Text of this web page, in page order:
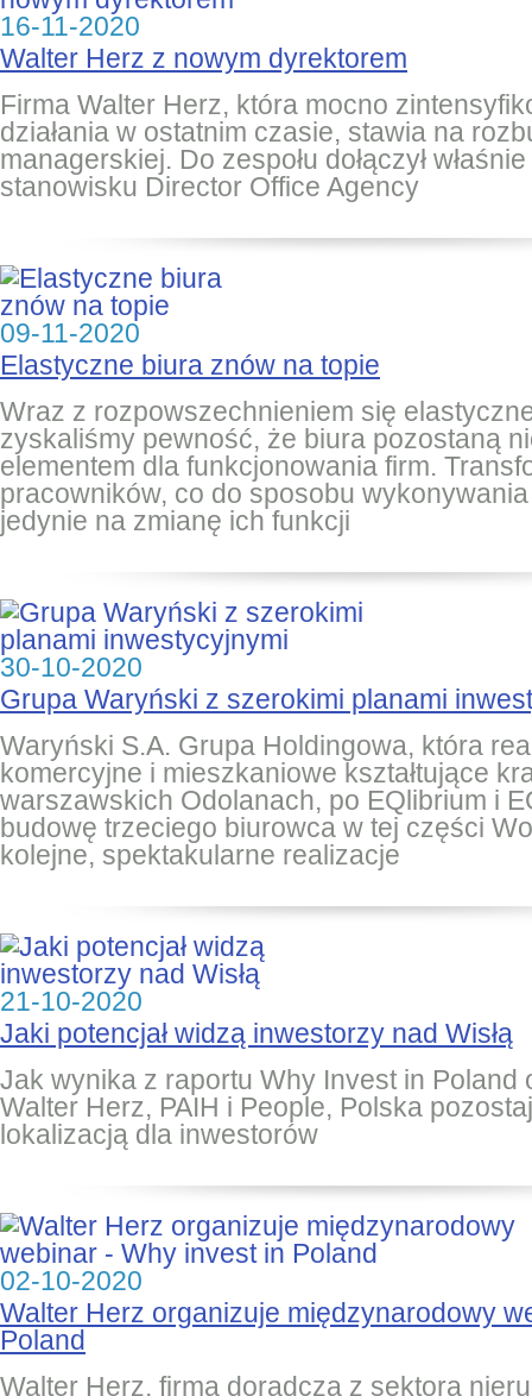
16-11-2020
Walter Herz z nowym dyrektorem
Firma Walter Herz, która mocno
działania w ostatnim czasie, stawia na
managerskiej. Do zespołu dołączył
stanowisku Director Office Agency
09-11-2020
Elastyczne biura znów na topie
Wraz z rozpowszechnieniem się
zyskaliśmy pewność, że biura pozostaną
elementem dla funkcjonowania firm.
pracowników, co do sposobu wykonywania
jedynie na zmianę ich funkcji
30-10-2020
Grupa Waryński z szerokimi planami
Waryński S.A. Grupa Holdingowa, która
komercyjne i mieszkaniowe kształtujące
warszawskich Odolanach, po EQlibrium i
budowę trzeciego biurowca w tej części
kolejne, spektakularne realizacje
21-10-2020
Jaki potencjał widzą inwestorzy nad Wisłą
Jak wynika z raportu Why Invest in Poland
Walter Herz, PAIH i People, Polska
lokalizacją dla inwestorów
02-10-2020
Walter Herz organizuje międzynarodowy
Poland
Walter Herz, firma doradcza z sektora